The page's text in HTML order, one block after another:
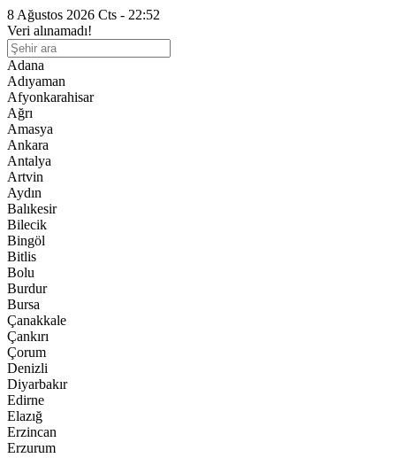
8 Ağustos 2026 Cts - 22:52
Veri alınamadı!
Adana
Adıyaman
Afyonkarahisar
Ağrı
Amasya
Ankara
Antalya
Artvin
Aydın
Balıkesir
Bilecik
Bingöl
Bitlis
Bolu
Burdur
Bursa
Çanakkale
Çankırı
Çorum
Denizli
Diyarbakır
Edirne
Elazığ
Erzincan
Erzurum